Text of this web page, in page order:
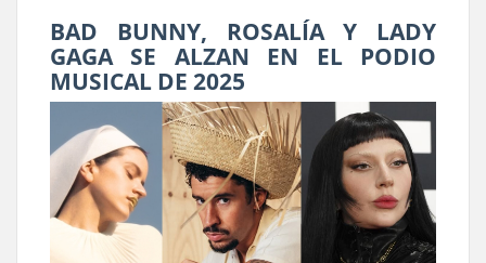
BAD BUNNY, ROSALÍA Y LADY
GAGA SE ALZAN EN EL PODIO
MUSICAL DE 2025